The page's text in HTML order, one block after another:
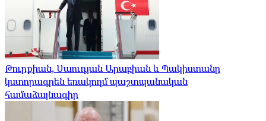
Թուրքիան, Սաուդյան Արաբիան և Պակիստանը
կստորագրեն եռակողմ պաշտպանական
համաձայնագիր